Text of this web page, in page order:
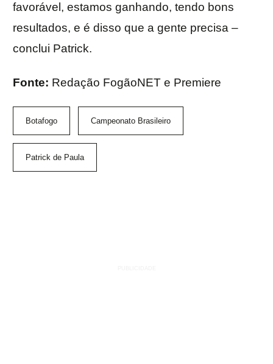
favorável, estamos ganhando, tendo bons
resultados, e é disso que a gente precisa –
conclui Patrick.
Fonte: Redação FogãoNET e Premiere
Botafogo Campeonato Brasileiro
Patrick de Paula